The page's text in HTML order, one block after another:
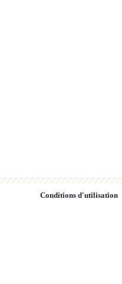
Conditions d'utilisation